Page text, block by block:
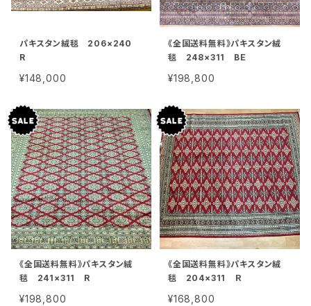
パキスタン絨毯 206×240
R
¥148,000
《全国送料無料》パキスタン絨
毯 248×311 BE
¥198,800
《全国送料無料》パキスタン絨
毯 241×311 R
¥198,800
《全国送料無料》パキスタン絨
毯 204×311 Ｒ
¥168,800